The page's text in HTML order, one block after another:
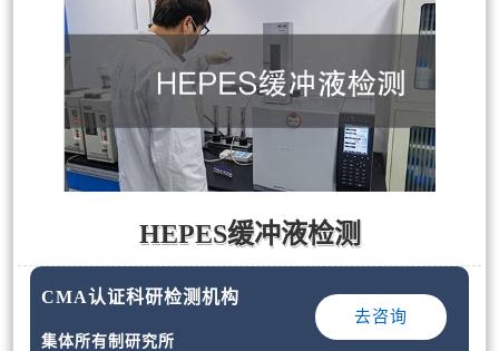
HEPES缓冲液检测
CMA认证科研检测机构
集体所有制研究所
去咨询